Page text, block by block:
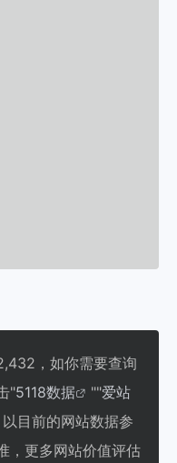
，如你需要查询
"5118数据 ""爱站
目前的网站数据参
，更多网站价值评估